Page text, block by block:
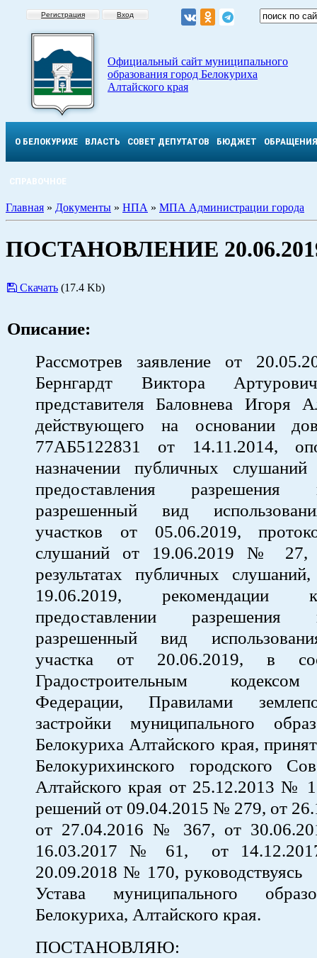
Регистрация Вход
Официальный сайт муниципального
образования город Белокуриха
Алтайского края
О БЕЛОКУРИХЕ ВЛАСТЬ СОВЕТ ДЕПУТАТОВ БЮДЖЕТ ОБРАЩЕНИЯ
СПРАВОЧНОЕ
Главная » Документы » НПА » МПА Администрации города
ПОСТАНОВЛЕНИЕ
Скачать (17.4 Kb)
Описание:
Рассмотрев заявление от
Бернгардт Виктора
представителя Баловнева Игоря
действующего на основании
77АБ5122831 от 14.11.2014,
назначении публичных
предоставления
разрешенный вид
участков от 05.06.2019,
слушаний от 19.06.2019 № 27,
результатах публичных
19.06.2019, рекомендации
предоставлении
разрешенный вид
участка от 20.06.2019, в
Градостроительным
Федерации, Правилами
застройки муниципального
Белокуриха Алтайского края,
Белокурихинского городского
Алтайского края от 25.12.2013 №
решений от 09.04.2015 № 279, от
от 27.04.2016 № 367, от
16.03.2017 № 61, от
20.09.2018 № 170,
Устава муниципального
Белокуриха, Алтайского края.
ПОСТАНОВЛЯЮ: